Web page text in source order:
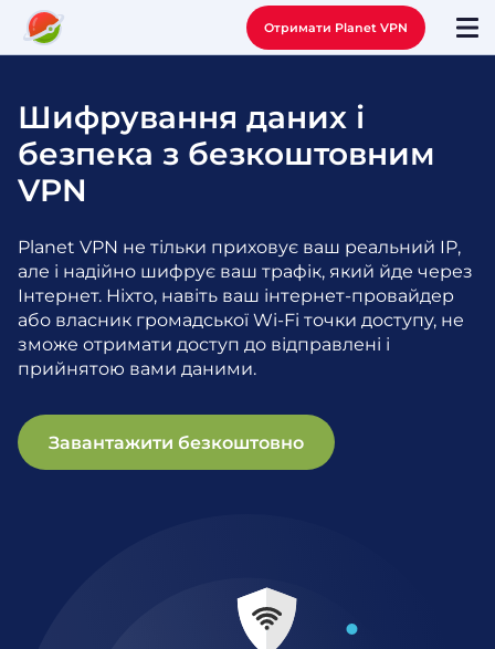
Отримати Planet VPN
Шифрування даних і
безпека з безкоштовним
VPN
Planet VPN не тільки приховує ваш реальний IP,
але і надійно шифрує ваш трафік, який йде через
Інтернет. Ніхто, навіть ваш інтернет-провайдер
або власник громадської Wi-Fi точки доступу, не
зможе отримати доступ до відправлені і
прийнятою вами даними.
Завантажити безкоштовно